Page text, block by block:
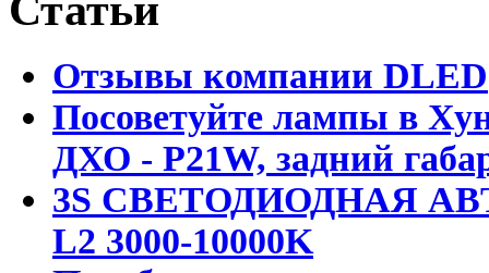
Отзывы компании DLED
Посоветуйте лампы в
ДХО - P21W, задний
3S СВЕТОДИОДНАЯ
L2 3000-10000K